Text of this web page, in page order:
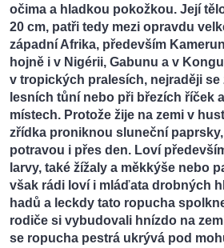
očima a hladkou pokožkou. Její
20 cm, patři tedy mezi opravdu
západní Afrika, především
hojně i v Nigérii, Gabunu a v
v tropických pralesích, nejraději
lesních tůní nebo při březích říček
místech. Protože žije na zemi v
zřídka proniknou sluneční
potravou i přes den. Loví
larvy, také žížaly a měkkýše nebo
však rádi loví i mláďata drobných
hadů a leckdy tato ropucha
rodiče si vybudovali hnízdo na
se ropucha pestrá ukrývá pod